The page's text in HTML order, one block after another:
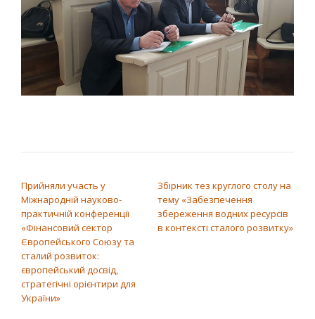
Прийняли участь у
Міжнародній науково-
практичній конференції
«Фінансовий сектор
Європейського Союзу та
сталий розвиток:
європейський досвід,
стратегічні орієнтири для
України»
Збірник тез круглого столу на
тему «Забезпечення
збереження водних ресурсів
в контексті сталого розвитку»